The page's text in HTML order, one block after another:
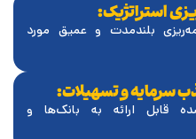
استراتژیک:
بلندمدت و عمیق مورد
سرمایه و تسهیلات:
قابل ارائه به بانک‌ها و